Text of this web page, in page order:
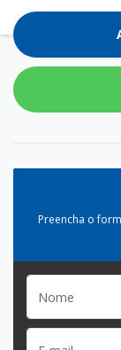
Preencha o